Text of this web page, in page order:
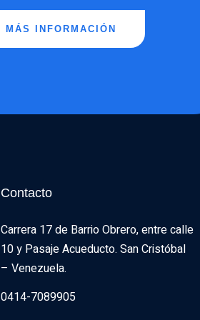
MÁS INFORMACIÓN
Contacto
Carrera 17 de Barrio Obrero, entre calle
10 y Pasaje Acueducto. San Cristóbal
– Venezuela.
0414-7089905